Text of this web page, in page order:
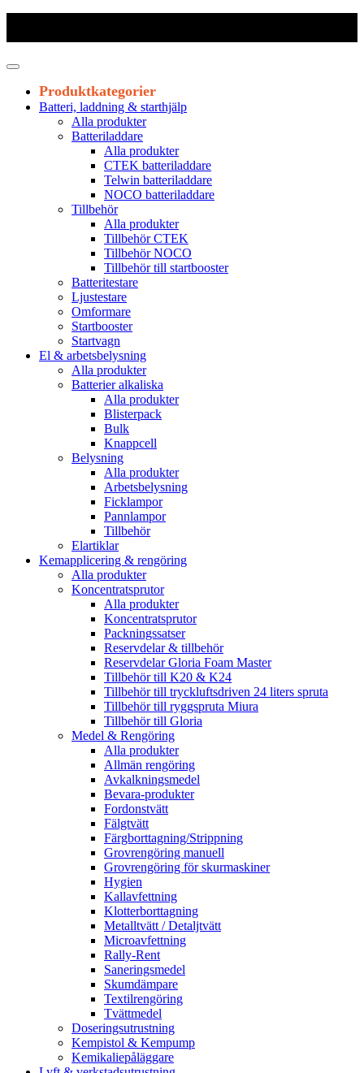
Produktkategorier
Batteri, laddning & starthjälp
Alla produkter
Batteriladdare
Alla produkter
CTEK batteriladdare
Telwin batteriladdare
NOCO batteriladdare
Tillbehör
Alla produkter
Tillbehör CTEK
Tillbehör NOCO
Tillbehör till startbooster
Batteritestare
Ljustestare
Omformare
Startbooster
Startvagn
El & arbetsbelysning
Alla produkter
Batterier alkaliska
Alla produkter
Blisterpack
Bulk
Knappcell
Belysning
Alla produkter
Arbetsbelysning
Ficklampor
Pannlampor
Tillbehör
Elartiklar
Kemapplicering & rengöring
Alla produkter
Koncentratsprutor
Alla produkter
Koncentratsprutor
Packningssatser
Reservdelar & tillbehör
Reservdelar Gloria Foam Master
Tillbehör till K20 & K24
Tillbehör till tryckluftsdriven 24 liters spruta
Tillbehör till ryggspruta Miura
Tillbehör till Gloria
Medel & Rengöring
Alla produkter
Allmän rengöring
Avkalkningsmedel
Bevara-produkter
Fordonstvätt
Fälgtvätt
Färgborttagning/Strippning
Grovrengöring manuell
Grovrengöring för skurmaskiner
Hygien
Kallavfettning
Klotterborttagning
Metalltvätt / Detaljtvätt
Microavfettning
Rally-Rent
Saneringsmedel
Skumdämpare
Textilrengöring
Tvättmedel
Doseringsutrustning
Kempistol & Kempump
Kemikaliepåläggare